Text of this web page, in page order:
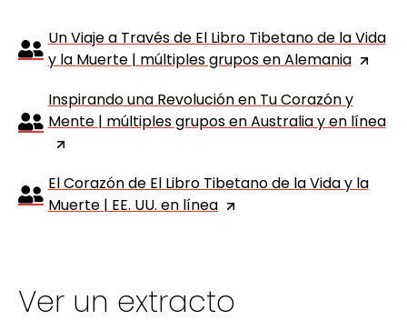
Un Viaje a Través de El Libro Tibetano de la Vida
y la Muerte | múltiples grupos en Alemania
Inspirando una Revolución en Tu Corazón y
Mente | múltiples grupos en Australia y en línea
El Corazón de El Libro Tibetano de la Vida y la
Muerte | EE. UU. en línea
Ver un extracto